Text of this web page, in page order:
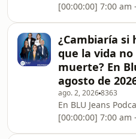
[00:00:00] 7:00 am
[03:00:01] 10:00
omnystudio.com/
information.
¿Cambiaría si
que la vida no
muerte? En
agosto de
ago. 2, 20268363
En BLU Jeans
[00:00:00] 7:00 am